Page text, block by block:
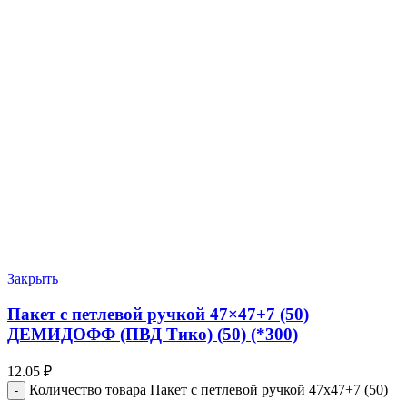
Закрыть
Пакет с петлевой ручкой 47×47+7 (50)
ДЕМИДОФФ (ПВД Тико) (50) (*300)
12.05 ₽
Количество товара Пакет с петлевой ручкой 47x47+7 (50)